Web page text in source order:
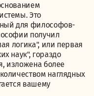
Это
для философов-
получил
логика", или первая
наук", гораздо
изложена более
наглядных
вашему